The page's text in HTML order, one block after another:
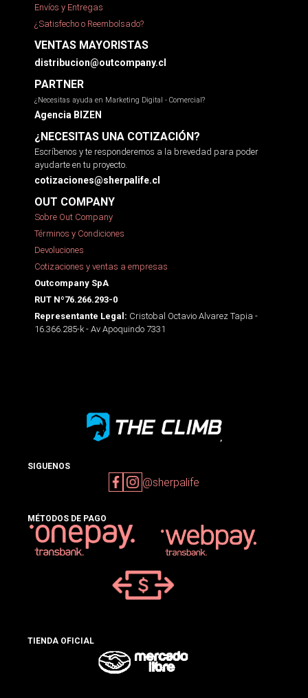
Envíos y Entregas
¿Satisfecho o Reembolsado?
VENTAS MAYORISTAS
distribucion@outcompany.cl
PARTNER
¿Necesitas ayuda en Marketing Digital - Comercial?
Agencia BIZEN
¿NECESITAS UNA COTIZACIÓN?
Escríbenos y te responderemos a la brevedad para poder
ayudarte en tu proyecto.
cotizaciones@sherpalife.cl
OUT COMPANY
Sobre Out Company
Términos y Condiciones
Devoluciones
Cotizaciones y ventas a empresas
Outcompany SpA
RUT Nº76.266.293-0
Representante Legal: Cristobal Octavio Alvarez Tapia -
16.366.285-k - Av Apoquindo 7331
SIGUENOS
@sherpalife
MÉTODOS DE PAGO
TIENDA OFICIAL